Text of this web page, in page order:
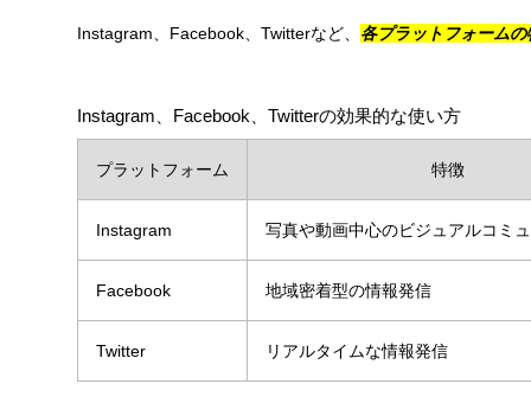
Instagram、Facebook、Twitterなど、 各プラットフォーム
Instagram、Facebook、Twitterの効果的な使い方
プラットフォーム 特徴
Instagram 写真や動画中心のビジュアルコミ
Facebook 地域密着型の情報発信
Twitter リアルタイムな情報発信